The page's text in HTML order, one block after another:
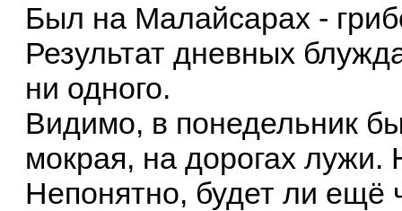
Был на Малайсарах -
Результат дневных
ни одного.
Видимо, в понедельник
мокрая, на дорогах
Непонятно, будет ли ещё